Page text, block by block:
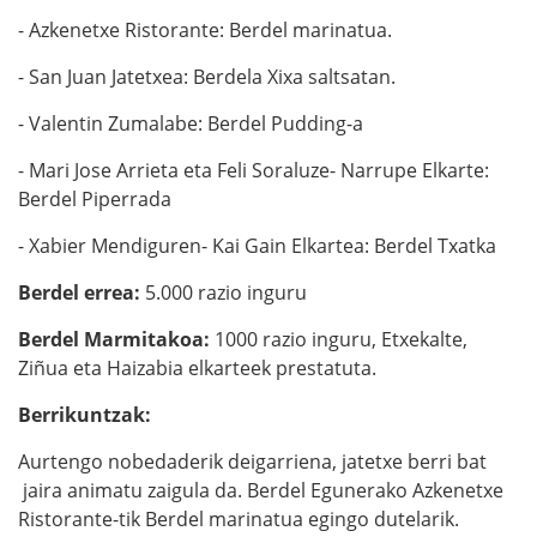
- Azkenetxe Ristorante: Berdel marinatua.
- San Juan Jatetxea: Berdela Xixa saltsatan.
- Valentin Zumalabe: Berdel Pudding-a
- Mari Jose Arrieta eta Feli Soraluze- Narrupe Elkarte:
Berdel Piperrada
- Xabier Mendiguren- Kai Gain Elkartea: Berdel Txatka
Berdel errea: 5.000 razio inguru
Berdel Marmitakoa: 1000 razio inguru, Etxekalte,
Ziñua eta Haizabia elkarteek prestatuta.
Berrikuntzak:
Aurtengo nobedaderik deigarriena, jatetxe berri bat
jaira animatu zaigula da. Berdel Egunerako Azkenetxe
Ristorante-tik Berdel marinatua egingo dutelarik.